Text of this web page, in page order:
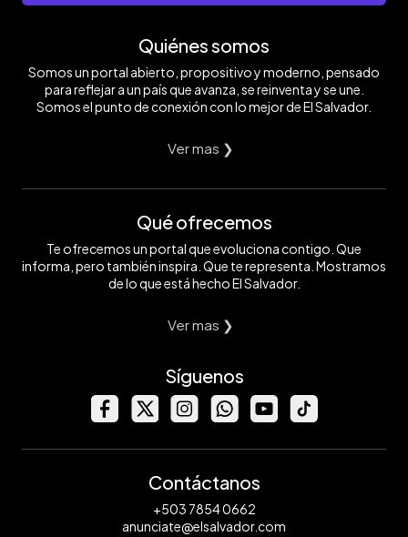
Quiénes somos
Somos un portal abierto, propositivo y moderno, pensado
para reflejar a un país que avanza, se reinventa y se une.
Somos el punto de conexión con lo mejor de El Salvador.
Ver mas ❯
Qué ofrecemos
Te ofrecemos un portal que evoluciona contigo. Que
informa, pero también inspira. Que te representa. Mostramos
de lo que está hecho El Salvador.
Ver mas ❯
Síguenos
Contáctanos
+503 7854 0662
anunciate@elsalvador.com